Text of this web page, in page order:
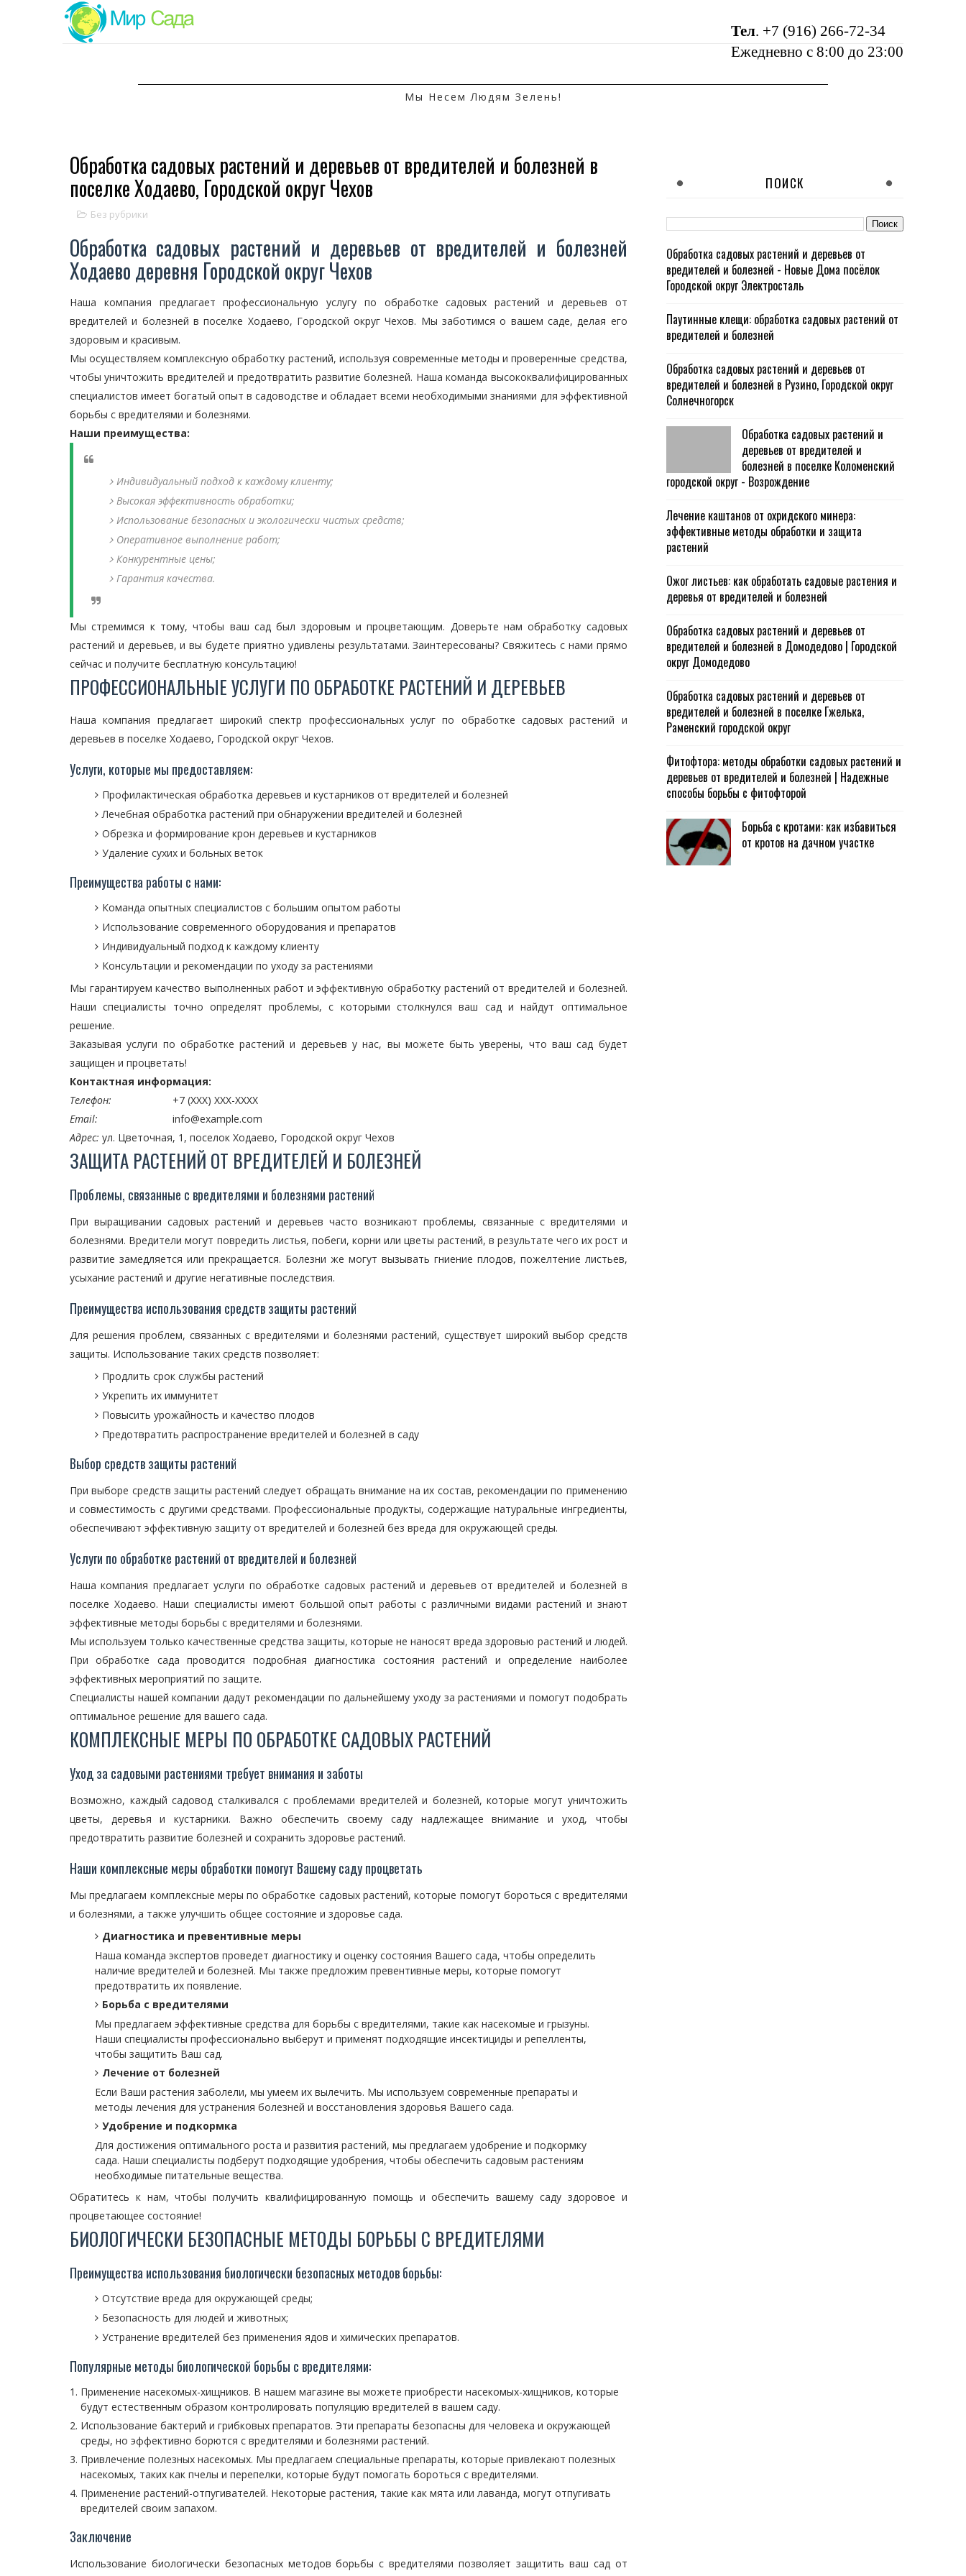
Тел. +7 (916) 266-72-34
Ежедневно с 8:00 до 23:00
Мы Несем Людям Зелень!
Обработка садовых растений и деревьев от вредителей и болезней в
поселке Ходаево, Городской округ Чехов
Без рубрики
Обработка садовых растений и деревьев от вредителей и болезней
Ходаево деревня Городской округ Чехов
Наша компания предлагает профессиональную услугу по обработке садовых растений и деревьев от
вредителей и болезней в поселке Ходаево, Городской округ Чехов. Мы заботимся о вашем саде, делая его
здоровым и красивым.
Мы осуществляем комплексную обработку растений, используя современные методы и проверенные средства,
чтобы уничтожить вредителей и предотвратить развитие болезней. Наша команда высококвалифицированных
специалистов имеет богатый опыт в садоводстве и обладает всеми необходимыми знаниями для эффективной
борьбы с вредителями и болезнями.
Наши преимущества:
Индивидуальный подход к каждому клиенту;
Высокая эффективность обработки;
Использование безопасных и экологически чистых средств;
Оперативное выполнение работ;
Конкурентные цены;
Гарантия качества.
Мы стремимся к тому, чтобы ваш сад был здоровым и процветающим. Доверьте нам обработку садовых
растений и деревьев, и вы будете приятно удивлены результатами. Заинтересованы? Свяжитесь с нами прямо
сейчас и получите бесплатную консультацию!
ПРОФЕССИОНАЛЬНЫЕ УСЛУГИ ПО ОБРАБОТКЕ РАСТЕНИЙ И ДЕРЕВЬЕВ
Наша компания предлагает широкий спектр профессиональных услуг по обработке садовых растений и
деревьев в поселке Ходаево, Городской округ Чехов.
Услуги, которые мы предоставляем:
Профилактическая обработка деревьев и кустарников от вредителей и болезней
Лечебная обработка растений при обнаружении вредителей и болезней
Обрезка и формирование крон деревьев и кустарников
Удаление сухих и больных веток
Преимущества работы с нами:
Команда опытных специалистов с большим опытом работы
Использование современного оборудования и препаратов
Индивидуальный подход к каждому клиенту
Консультации и рекомендации по уходу за растениями
Мы гарантируем качество выполненных работ и эффективную обработку растений от вредителей и болезней.
Наши специалисты точно определят проблемы, с которыми столкнулся ваш сад и найдут оптимальное
решение.
Заказывая услуги по обработке растений и деревьев у нас, вы можете быть уверены, что ваш сад будет
защищен и процветать!
Контактная информация:
Телефон:
+7 (XXX) XXX-XXXX
Email:
info@example.com
Адрес: ул. Цветочная, 1, поселок Ходаево, Городской округ Чехов
ЗАЩИТА РАСТЕНИЙ ОТ ВРЕДИТЕЛЕЙ И БОЛЕЗНЕЙ
Проблемы, связанные с вредителями и болезнями растений
При выращивании садовых растений и деревьев часто возникают проблемы, связанные с вредителями и
болезнями. Вредители могут повредить листья, побеги, корни или цветы растений, в результате чего их рост и
развитие замедляется или прекращается. Болезни же могут вызывать гниение плодов, пожелтение листьев,
усыхание растений и другие негативные последствия.
Преимущества использования средств защиты растений
Для решения проблем, связанных с вредителями и болезнями растений, существует широкий выбор средств
защиты. Использование таких средств позволяет:
Продлить срок службы растений
Укрепить их иммунитет
Повысить урожайность и качество плодов
Предотвратить распространение вредителей и болезней в саду
Выбор средств защиты растений
При выборе средств защиты растений следует обращать внимание на их состав, рекомендации по применению
и совместимость с другими средствами. Профессиональные продукты, содержащие натуральные ингредиенты,
обеспечивают эффективную защиту от вредителей и болезней без вреда для окружающей среды.
Услуги по обработке растений от вредителей и болезней
Наша компания предлагает услуги по обработке садовых растений и деревьев от вредителей и болезней в
поселке Ходаево. Наши специалисты имеют большой опыт работы с различными видами растений и знают
эффективные методы борьбы с вредителями и болезнями.
Мы используем только качественные средства защиты, которые не наносят вреда здоровью растений и людей.
При обработке сада проводится подробная диагностика состояния растений и определение наиболее
эффективных мероприятий по защите.
Специалисты нашей компании дадут рекомендации по дальнейшему уходу за растениями и помогут подобрать
оптимальное решение для вашего сада.
КОМПЛЕКСНЫЕ МЕРЫ ПО ОБРАБОТКЕ САДОВЫХ РАСТЕНИЙ
Уход за садовыми растениями требует внимания и заботы
Возможно, каждый садовод сталкивался с проблемами вредителей и болезней, которые могут уничтожить
цветы, деревья и кустарники. Важно обеспечить своему саду надлежащее внимание и уход, чтобы
предотвратить развитие болезней и сохранить здоровье растений.
Наши комплексные меры обработки помогут Вашему саду процветать
Мы предлагаем комплексные меры по обработке садовых растений, которые помогут бороться с вредителями
и болезнями, а также улучшить общее состояние и здоровье сада.
Диагностика и превентивные меры
Наша команда экспертов проведет диагностику и оценку состояния Вашего сада, чтобы определить
наличие вредителей и болезней. Мы также предложим превентивные меры, которые помогут
предотвратить их появление.
Борьба с вредителями
Мы предлагаем эффективные средства для борьбы с вредителями, такие как насекомые и грызуны.
Наши специалисты профессионально выберут и применят подходящие инсектициды и репелленты,
чтобы защитить Ваш сад.
Лечение от болезней
Если Ваши растения заболели, мы умеем их вылечить. Мы используем современные препараты и
методы лечения для устранения болезней и восстановления здоровья Вашего сада.
Удобрение и подкормка
Для достижения оптимального роста и развития растений, мы предлагаем удобрение и подкормку
сада. Наши специалисты подберут подходящие удобрения, чтобы обеспечить садовым растениям
необходимые питательные вещества.
Обратитесь к нам, чтобы получить квалифицированную помощь и обеспечить вашему саду здоровое и
процветающее состояние!
БИОЛОГИЧЕСКИ БЕЗОПАСНЫЕ МЕТОДЫ БОРЬБЫ С ВРЕДИТЕЛЯМИ
Преимущества использования биологически безопасных методов борьбы:
Отсутствие вреда для окружающей среды;
Безопасность для людей и животных;
Устранение вредителей без применения ядов и химических препаратов.
Популярные методы биологической борьбы с вредителями:
Применение насекомых-хищников. В нашем магазине вы можете приобрести насекомых-хищников, которые
будут естественным образом контролировать популяцию вредителей в вашем саду.
Использование бактерий и грибковых препаратов. Эти препараты безопасны для человека и окружающей
среды, но эффективно борются с вредителями и болезнями растений.
Привлечение полезных насекомых. Мы предлагаем специальные препараты, которые привлекают полезных
насекомых, таких как пчелы и перепелки, которые будут помогать бороться с вредителями.
Применение растений-отпугивателей. Некоторые растения, такие как мята или лаванда, могут отпугивать
вредителей своим запахом.
Заключение
Использование биологически безопасных методов борьбы с вредителями позволяет защитить ваш сад от
ПОИСК
Обработка садовых растений и деревьев от
вредителей и болезней - Новые Дома посёлок
Городской округ Электросталь
Паутинные клещи: обработка садовых растений от
вредителей и болезней
Обработка садовых растений и деревьев от
вредителей и болезней в Рузино, Городской округ
Солнечногорск
Обработка садовых растений и
деревьев от вредителей и
болезней в поселке Коломенский
городской округ - Возрождение
Лечение каштанов от охридского минера:
эффективные методы обработки и защита
растений
Ожог листьев: как обработать садовые растения и
деревья от вредителей и болезней
Обработка садовых растений и деревьев от
вредителей и болезней в Домодедово | Городской
округ Домодедово
Обработка садовых растений и деревьев от
вредителей и болезней в поселке Гжелька,
Раменский городской округ
Фитофтора: методы обработки садовых растений и
деревьев от вредителей и болезней | Надежные
способы борьбы с фитофторой
Борьба с кротами: как избавиться
от кротов на дачном участке